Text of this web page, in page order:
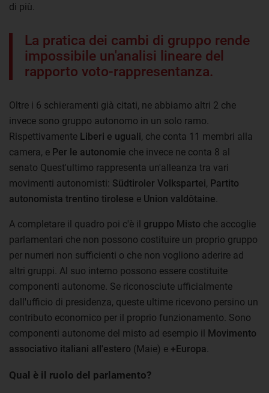
di più.
La pratica dei cambi di gruppo rende
impossibile un'analisi lineare del
rapporto voto-rappresentanza.
Oltre i 6 schieramenti già citati, ne abbiamo altri 2 che
invece sono gruppo autonomo in un solo ramo.
Rispettivamente Liberi e uguali, che conta 11 membri alla
camera, e Per le autonomie che invece ne conta 8 al
senato Quest'ultimo rappresenta un'alleanza tra vari
movimenti autonomisti: Südtiroler Volkspartei, Partito
autonomista trentino tirolese e Union valdôtaine
A completare il quadro poi c'è il gruppo Misto che accoglie
parlamentari che non possono costituire un proprio gruppo
per numeri non sufficienti o che non vogliono aderire ad
altri gruppi. Al suo interno possono essere costituite
componenti autonome. Se riconosciute ufficialmente
dall'ufficio di presidenza, queste ultime ricevono persino un
contributo economico per il proprio funzionamento. Sono
componenti autonome del misto ad esempio il Movimento
associativo italiani all'estero (Maie) e +Europa
Qual è il ruolo del parlamento?